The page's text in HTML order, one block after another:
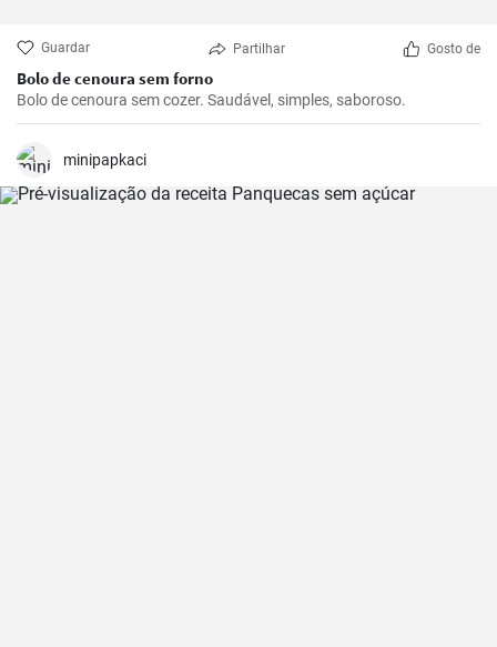
Guardar Partilhar Gosto de
Bolo de cenoura sem forno
Bolo de cenoura sem cozer. Saudável, simples, saboroso.
minipapkaci